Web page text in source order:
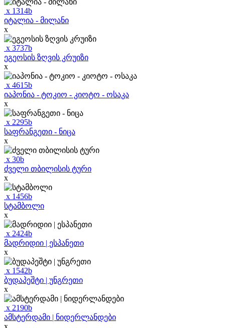
x 1314b
იტალია - მილანი
x
x 3737b
ეგეოსის ზღვის კრუიზი
x
x 4615b
იაპონია - ტოკიო - კიოტო - ოსაკა
x
x 2295b
საფრანგეთი - ნიცა
x
x 30b
ძველი თბილისის ტური
x
x 1456b
სტამბოლი
x
x 2424b
მადრიდიი | ესპანეთი
x
x 1542b
ბუდაპეშტი | უნგრეთი
x
x 2190b
ამსტერდამი | ნიდერლანდები
x